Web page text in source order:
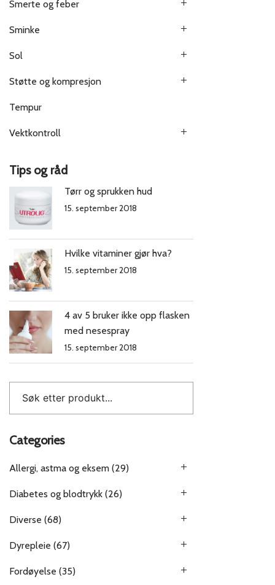
Smerte og feber
Sminke
Sol
Støtte og kompresjon
Tempur
Vektkontroll
Tips og råd
Tørr og sprukken hud
15. september 2018
Hvilke vitaminer gjør hva?
15. september 2018
4 av 5 bruker ikke opp flasken
med nesespray
15. september 2018
Categories
Allergi, astma og eksem (29)
Diabetes og blodtrykk (26)
Diverse (68)
Dyrepleie (67)
Fordøyelse (35)